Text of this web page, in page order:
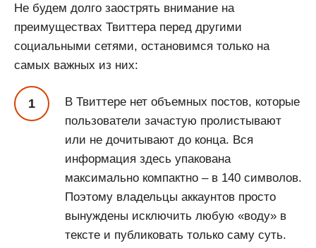
Не будем долго заострять внимание на
преимуществах Твиттера перед другими
социальными сетями, остановимся только на
самых важных из них:
В Твиттере нет объемных постов, которые
пользователи зачастую пролистывают
или не дочитывают до конца. Вся
информация здесь упакована
максимально компактно – в 140 символов.
Поэтому владельцы аккаунтов просто
вынуждены исключить любую «воду» в
тексте и публиковать только саму суть.